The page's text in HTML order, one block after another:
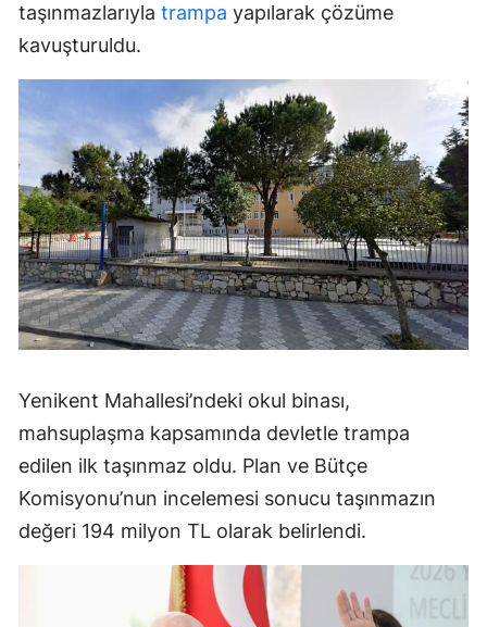
taşınmazlarıyla trampa yapılarak çözüme
kavuşturuldu.
Yenikent Mahallesi’ndeki okul binası,
mahsuplaşma kapsamında devletle trampa
edilen ilk taşınmaz oldu. Plan ve Bütçe
Komisyonu’nun incelemesi sonucu taşınmazın
değeri 194 milyon TL olarak belirlendi.